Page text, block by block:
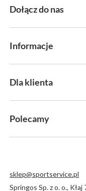
Dołącz do nas
Informacje
Dla klienta
Polecamy
sklep@sportservice.pl
Springos Sp. z o. o., Kłaj